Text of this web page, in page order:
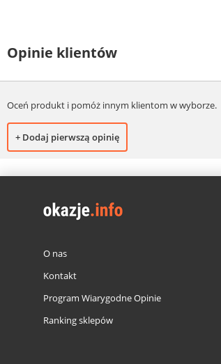
Opinie klientów
Oceń produkt i pomóż innym klientom w wyborze.
+ Dodaj pierwszą opinię
O nas
Kontakt
Program Wiarygodne Opinie
Ranking sklepów